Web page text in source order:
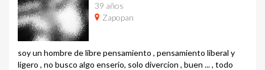
39 años
Zapopan
soy un hombre de libre pensamiento , pensamiento liberal y
ligero , no busco algo enserio, solo divercion , buen ... , todo